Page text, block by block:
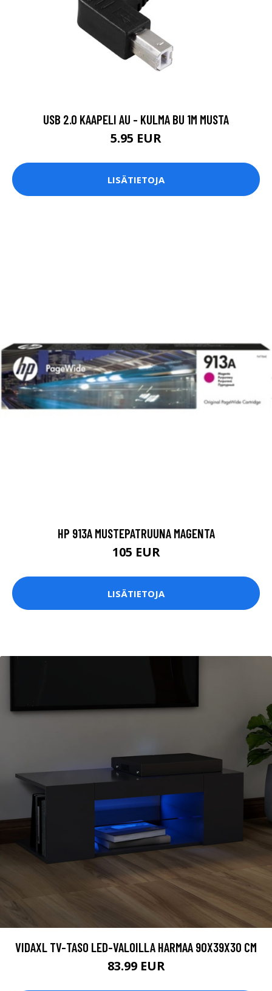
USB 2.0 KAAPELI AU - KULMA BU 1M MUSTA
5.95 EUR
LISÄTIETOJA
HP 913A MUSTEPATRUUNA MAGENTA
105 EUR
LISÄTIETOJA
VIDAXL TV-TASO LED-VALOILLA HARMAA 90X39X30 CM
83.99 EUR